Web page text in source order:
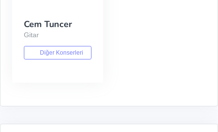
Cem Tuncer
Gitar
Diğer Konserleri